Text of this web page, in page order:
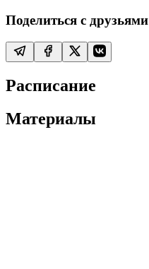
Поделиться с друзьями
Расписание
Материалы